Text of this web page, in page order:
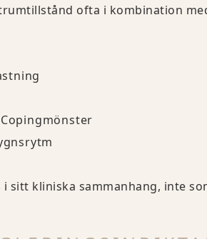
ofta i kombination
sitt kliniska sammanhang, inte